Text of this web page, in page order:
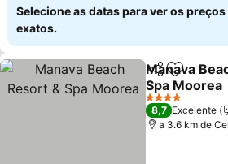
Selecione as datas para ver os preços
exatos.
Partilhar
Manava
Spa Moorea
4 Estrelas
8,7 Excelente
a 3.6 km de